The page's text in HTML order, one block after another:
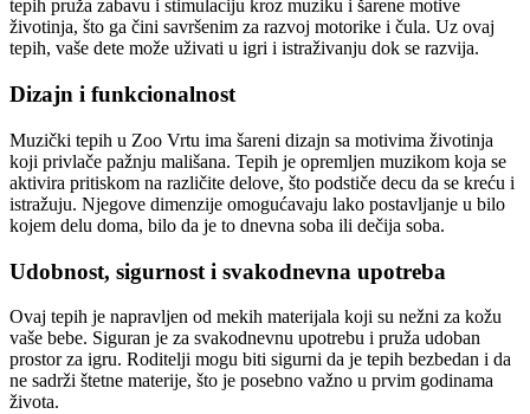
tepih pruža zabavu i stimulaciju kroz muziku i šarene motive
životinja, što ga čini savršenim za razvoj motorike i čula. Uz ovaj
tepih, vaše dete može uživati u igri i istraživanju dok se razvija.
Dizajn i funkcionalnost
Muzički tepih u Zoo Vrtu ima šareni dizajn sa motivima životinja
koji privlače pažnju mališana. Tepih je opremljen muzikom koja se
aktivira pritiskom na različite delove, što podstiče decu da se kreću i
istražuju. Njegove dimenzije omogućavaju lako postavljanje u bilo
kojem delu doma, bilo da je to dnevna soba ili dečija soba.
Udobnost, sigurnost i svakodnevna upotreba
Ovaj tepih je napravljen od mekih materijala koji su nežni za kožu
vaše bebe. Siguran je za svakodnevnu upotrebu i pruža udoban
prostor za igru. Roditelji mogu biti sigurni da je tepih bezbedan i da
ne sadrži štetne materije, što je posebno važno u prvim godinama
života.